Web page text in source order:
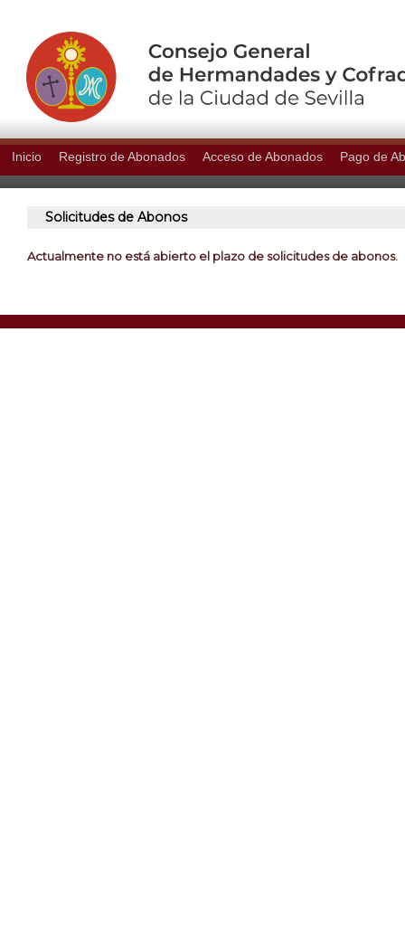
Inicio Registro de Abonados Acceso de Abonados Pago de
Solicitudes de Abonos
Actualmente no está abierto el plazo de solicitudes de abonos.